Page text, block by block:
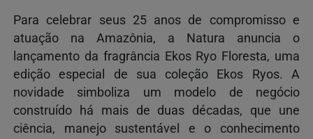
Para celebrar seus 25 anos de compromisso e
atuação na Amazônia, a Natura anuncia o
lançamento da fragrância Ekos Ryo Floresta, uma
edição especial de sua coleção Ekos Ryos. A
novidade simboliza um modelo de negócio
construído há mais de duas décadas, que une
ciência, manejo sustentável e o conhecimento